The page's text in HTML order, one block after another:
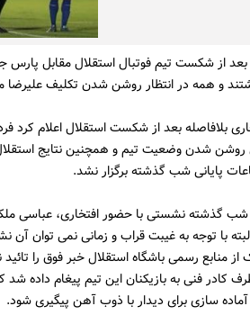
، بعد از شکست تیم فوتبال استقلال مقابل
بلافاصله بعد از شکست استقلال اعلام کرد
روشن شدن وضعیت تیم و همچنین نتایج
پایانی شب گذشته برگزار نشد.
گذشته نشستی با حضور افتخاری، عباسی
با توجه به غیبت قراب و زمانی نمی توان
منابع رسمی باشگاه استقلال خبر فوق را تائید
سازی برای دیدار با ذوب آهن پیگیری شود.